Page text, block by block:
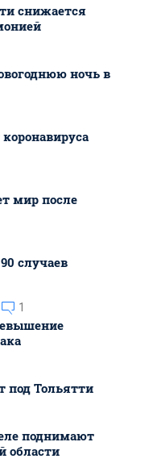
снижается
ночь в
мир после
случаев
1
под Тольятти
поднимают
области